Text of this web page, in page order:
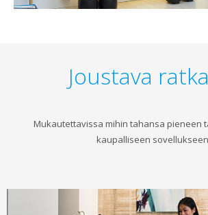
Joustava
Mukautettavissa mihin tahansa pieneen
kaupalliseen